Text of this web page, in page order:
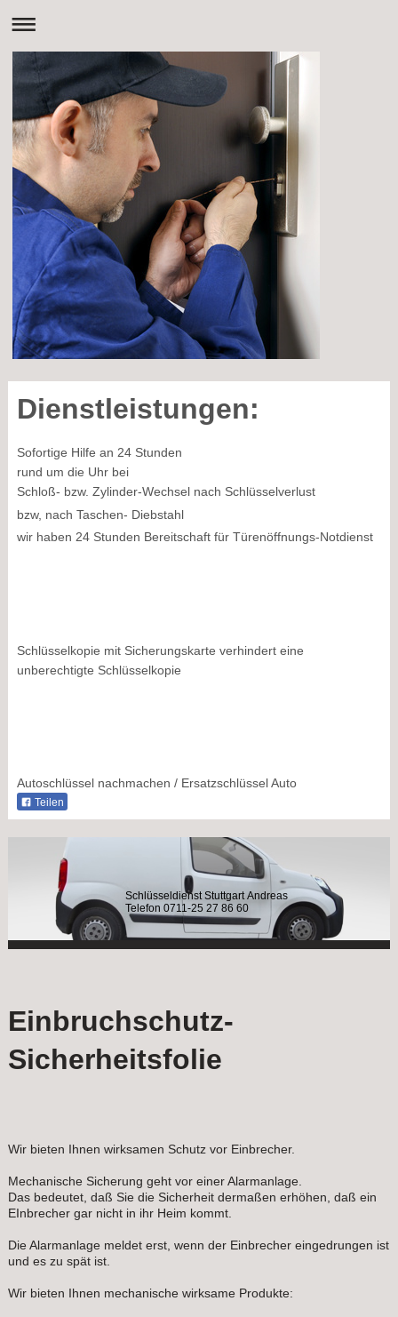
Dienstleistungen:
Sofortige Hilfe an 24 Stunden
rund um die Uhr bei
Schloß- bzw. Zylinder-Wechsel nach Schlüsselverlust
bzw, nach Taschen- Diebstahl
wir haben 24 Stunden Bereitschaft für Türenöffnungs-Notdienst
Schlüsselkopie mit Sicherungskarte verhindert eine
unberechtigte Schlüsselkopie
Autoschlüssel nachmachen / Ersatzschlüssel Auto
Teilen
Schlüsseldienst Stuttgart Andreas
Telefon 0711-25 27 86 60
Einbruchschutz-
Sicherheitsfolie
Wir bieten Ihnen wirksamen Schutz vor Einbrecher.
Mechanische Sicherung geht vor einer Alarmanlage.
Das bedeutet, daß Sie die Sicherheit dermaßen erhöhen, daß ein
EInbrecher gar nicht in ihr Heim kommt.
Die Alarmanlage meldet erst, wenn der Einbrecher eingedrungen ist
und es zu spät ist.
Wir bieten Ihnen mechanische wirksame Produkte: